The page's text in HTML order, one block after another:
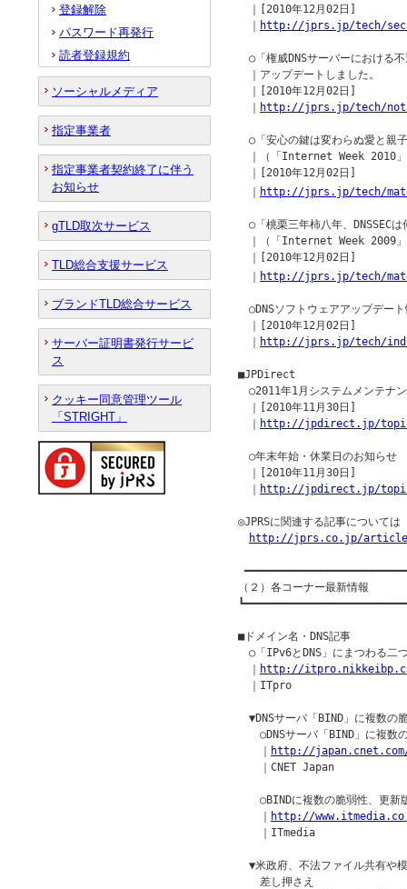
｜[2010年12月02日]
http://jprs.jp/tech/
○「権威DNSサーバーにおける
｜アップデートしました。
｜[2010年12月02日]
http://jprs.jp/tech/
○「安心の鍵は変わらぬ愛と親
｜（「Internet Week 2010」
｜[2010年12月02日]
http://jprs.jp/tech/
○「桃栗三年柿八年、DNSSEC
｜（「Internet Week 2009」
｜[2010年12月02日]
http://jprs.jp/tech/
○DNSソフトウェアアップデー
｜[2010年12月02日]
http://jprs.jp/tech/
■JPDirect
○2011年1月システムメンテナ
｜[2010年11月30日]
http://jpdirect.jp/
○年末年始・休業日のお知らせ
｜[2010年11月30日]
http://jpdirect.jp/
◎JPRSに関連する記事について
http://jprs.co.jp/
（２）各コーナー最新情報
■ドメイン名・DNS記事
○「IPv6とDNS」にまつわる二
http://
｜ITpro
▼DNSサーバ「BIND」に複数の
○DNSサーバ「BIND」に複数
http://japan.cnet.com/
｜CNET Japan
○BINDに複数の脆弱性、更新
http://
｜ITmedia
▼米政府、不法ファイル共有や
差し押さえ
登録解除
パスワード再発行
読者登録規約
ソーシャルメディア
指定事業者
指定事業者契約終了に伴う
お知らせ
gTLD取次サービス
TLD総合支援サービス
ブランドTLD総合サービス
サーバー証明書発行サービ
ス
クッキー同意管理ツール
「STRIGHT」